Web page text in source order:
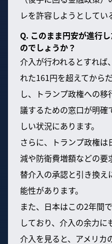
レを許容しようとしてい
Q. このまま円安が進行
のでしょうか？
介入が行われるとすれば
れた161円を超えてから
し、トランプ政権への
議するための窓口が明
しい状況にあります。
さらに、トランプ政権
減や防衛費増額などの要
替介入の承認と引き換
能性があります。
また、日本はこの2年間
しており、介入の余力に
介入を見ると、アメリカ